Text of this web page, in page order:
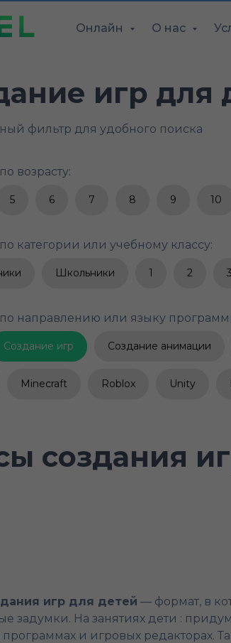
Онлайн О нас
игр для
фильтр для удобного поиска
возрасту:
5 6 7 8 9 10
категории или учебному классу:
Школьники 1 2 3
направлению или языку
Создание игр Создание анимации
Minecraft Roblox Unity
создания
игр для детей — формат, в
задумки. На занятиях дети :
и игровых редакторах.